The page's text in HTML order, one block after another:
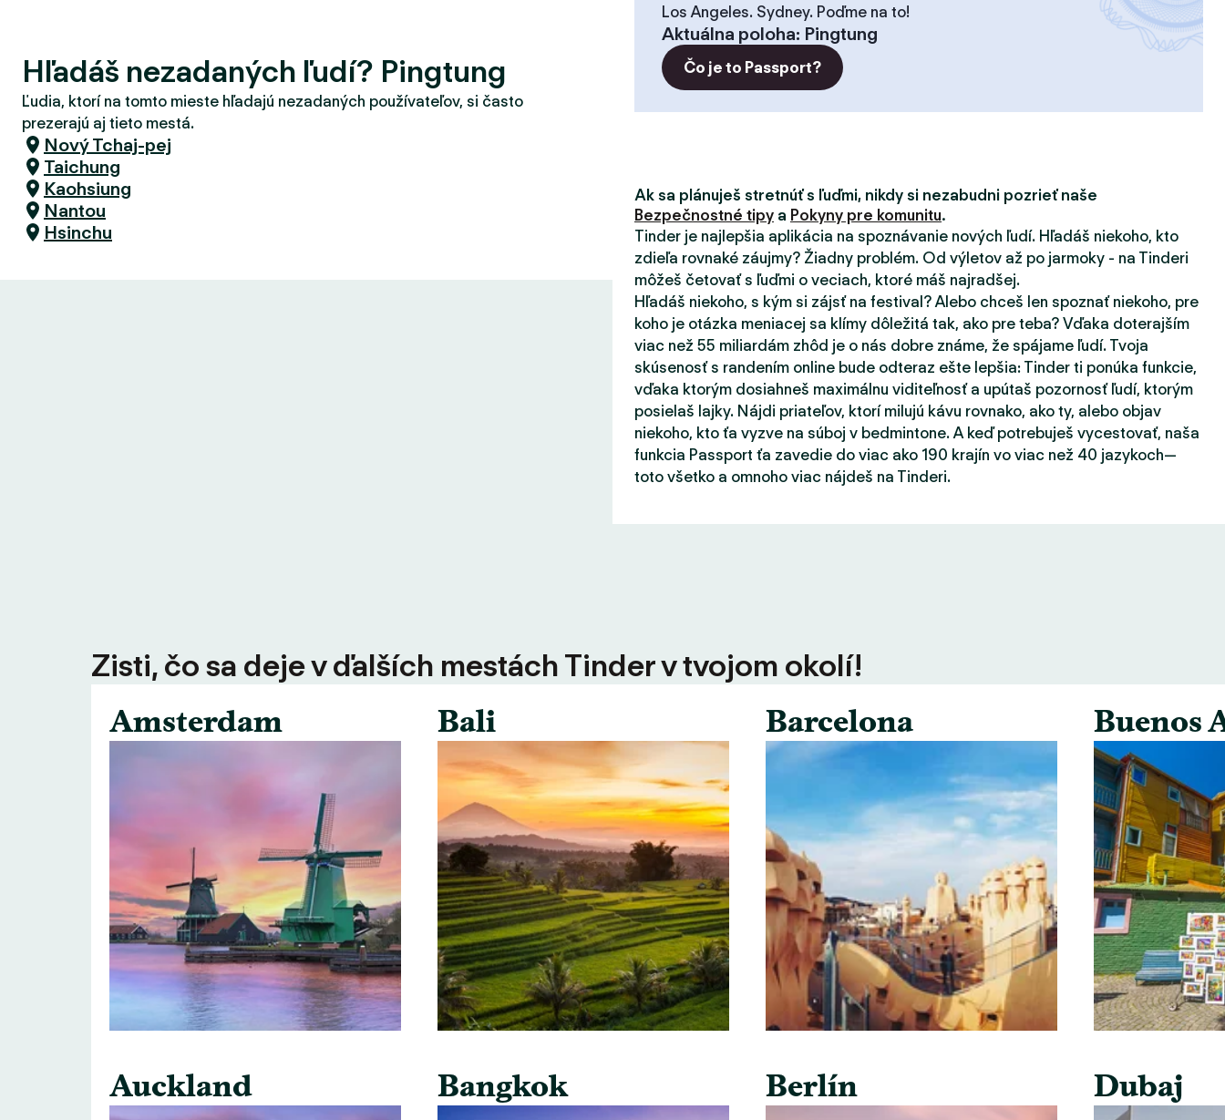
Hľadáš nezadaných ľudí? Pingtung
Ľudia, ktorí na tomto mieste hľadajú nezadaných používateľov, si často
prezerajú aj tieto mestá.
Nový Tchaj-pej
Taichung
Kaohsiung
Nantou
Hsinchu
Los Angeles. Sydney. Poďme na to!
Aktuálna poloha: Pingtung
Čo je to Passport?
Ak sa plánuješ stretnúť s ľuďmi, nikdy si nezabudni pozrieť naše
Bezpečnostné tipy a Pokyny pre komunitu.
Tinder je najlepšia aplikácia na spoznávanie nových ľudí. Hľadáš niekoho, kto
zdieľa rovnaké záujmy? Žiadny problém. Od výletov až po jarmoky - na Tinderi
môžeš četovať s ľuďmi o veciach, ktoré máš najradšej.
Hľadáš niekoho, s kým si zájsť na festival? Alebo chceš len spoznať niekoho, pre
koho je otázka meniacej sa klímy dôležitá tak, ako pre teba? Vďaka doterajším
viac než 55 miliardám zhôd je o nás dobre známe, že spájame ľudí. Tvoja
skúsenosť s randením online bude odteraz ešte lepšia: Tinder ti ponúka funkcie,
vďaka ktorým dosiahneš maximálnu viditeľnosť a upútaš pozornosť ľudí, ktorým
posielaš lajky. Nájdi priateľov, ktorí milujú kávu rovnako, ako ty, alebo objav
niekoho, kto ťa vyzve na súboj v bedmintone. A keď potrebuješ vycestovať, naša
funkcia Passport ťa zavedie do viac ako 190 krajín vo viac než 40 jazykoch—
toto všetko a omnoho viac nájdeš na Tinderi.
Zisti, čo sa deje v ďalších mestách Tinder v tvojom okolí!
Amsterdam
Auckland
Bali
Bangkok
Barcelona
Berlín
Buenos
Dubaj